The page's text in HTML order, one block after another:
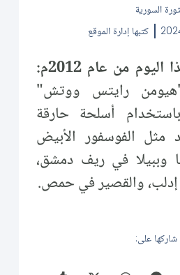
السورية
كتبها إدارة الموقع
من عام 2012م:
رايتس ووتش"
أسلحة حارقة
الفوسفور الأبيض
وببيلا في ريف دمشق،
إدلب، والقصير في حمص.
شاركها على: